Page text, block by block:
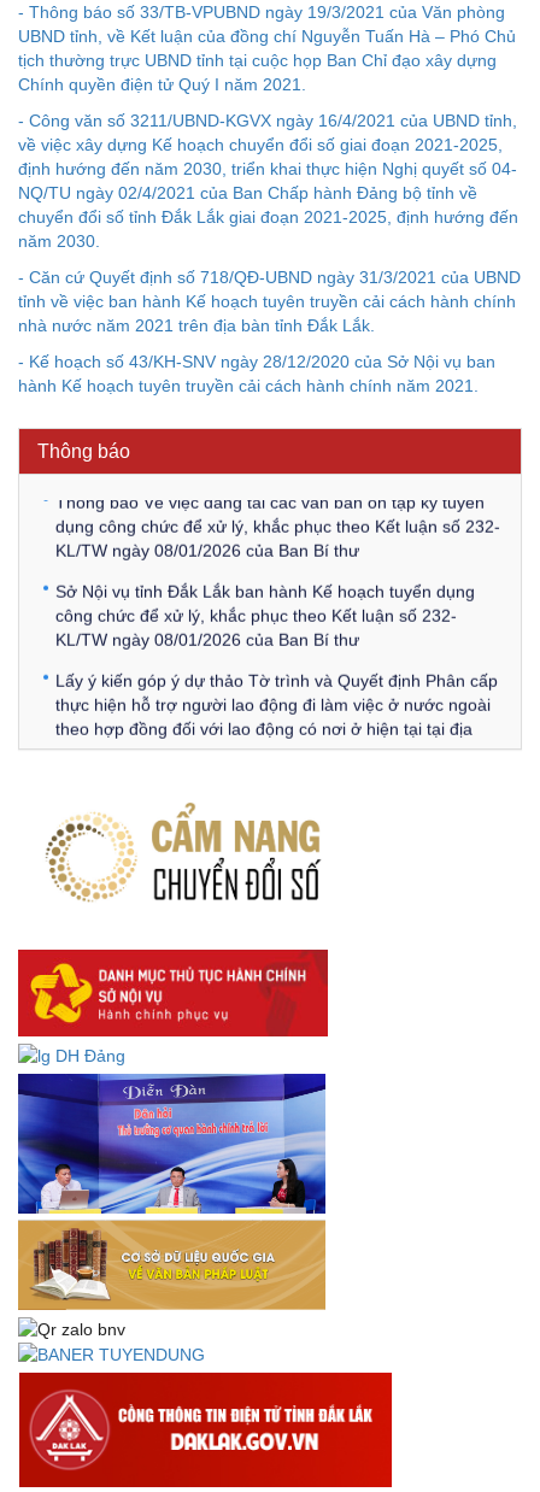
- Thông báo số 33/TB-VPUBND ngày 19/3/2021 của Văn phòng
UBND tỉnh, về Kết luận của đồng chí Nguyễn Tuấn Hà – Phó Chủ
tịch thường trực UBND tỉnh tại cuộc họp Ban Chỉ đạo xây dựng
Chính quyền điện tử Quý I năm 2021.
- Công văn số 3211/UBND-KGVX ngày 16/4/2021 của UBND tỉnh,
về việc xây dựng Kế hoạch chuyển đổi số giai đoạn 2021-2025,
định hướng đến năm 2030, triển khai thực hiện Nghị quyết số 04-
NQ/TU ngày 02/4/2021 của Ban Chấp hành Đảng bộ tỉnh về
chuyển đổi số tỉnh Đắk Lắk giai đoạn 2021-2025, định hướng đến
năm 2030.
- Căn cứ Quyết định số 718/QĐ-UBND ngày 31/3/2021 của UBND
tỉnh về việc ban hành Kế hoạch tuyên truyền cải cách hành chính
nhà nước năm 2021 trên địa bàn tỉnh Đắk Lắk.
- Kế hoạch số 43/KH-SNV ngày 28/12/2020 của Sở Nội vụ ban
hành Kế hoạch tuyên truyền cải cách hành chính năm 2021.
Thông báo
chức tỉnh Đắk Lắk năm 2026
công chức để xử lý, khắc phục theo Kết luận số 232-
KL/TW ngày 08/01/2026 của Ban Bí thư
Thông báo Về việc đăng tải các văn bản ôn tập kỳ tuyển
dụng công chức để xử lý, khắc phục theo Kết luận số 232-
KL/TW ngày 08/01/2026 của Ban Bí thư
Sở Nội vụ tỉnh Đắk Lắk ban hành Kế hoạch tuyển dụng
công chức để xử lý, khắc phục theo Kết luận số 232-
KL/TW ngày 08/01/2026 của Ban Bí thư
Lấy ý kiến góp ý dự thảo Tờ trình và Quyết định Phân cấp
thực hiện hỗ trợ người lao động đi làm việc ở nước ngoài
theo hợp đồng đối với lao động có nơi ở hiện tại tại địa
phương
hiện quy định về người lao động nước ngoài làm việc trên
địa bàn tỉnh Đắk Lắk theo trình tự, thủ tục rút gọn trong
xây dựng, ban hành văn bản quy phạm pháp luật
Góp ý dự thảo Thông tư quy định nghiệp vụ lưu trữ tài liệu
DANH SÁCH HỒ SƠ CÁN BỘ ĐI B TỈNH ĐĂK LẮK -
Lấy ý kiến dự thảo Quyết định quy phạm pháp luật quy
định về thành lập, tổ chức và hoạt động của tổ chức phối
hợp liên ngành
Thông báo về việc tải biểu mẫu báo cáo kết quả 06 năm
thực hiện Nghị quyết số 18-NQ/TW và Nghị quyết số 19-
NQ/TW
Thư chúc mừng của Bộ trưởng Bộ Nội vụ nhân dịp kỷ
niệm 78 năm Ngày thành lập Bộ Nội vụ, Ngày truyền
thống ngành Tổ chức nhà nước (28/8/1945-28/8/2023)
Thông báo về việc đăng tải Bộ câu hỏi và gợi ý trả lời Hội
thi dân vận khéo năm 2023